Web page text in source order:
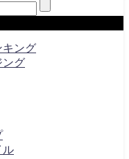
キング
ング
ル